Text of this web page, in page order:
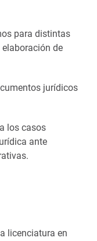
para distintas
de
jurídicos
los casos
ante
licenciatura en